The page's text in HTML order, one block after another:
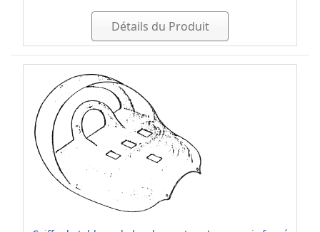
Détails du Produit